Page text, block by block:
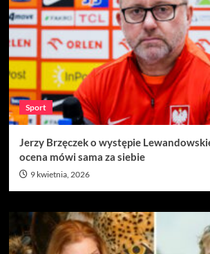
Sport
Jerzy Brzęczek o występie
ocena mówi sama za siebie
9 kwietnia, 2026